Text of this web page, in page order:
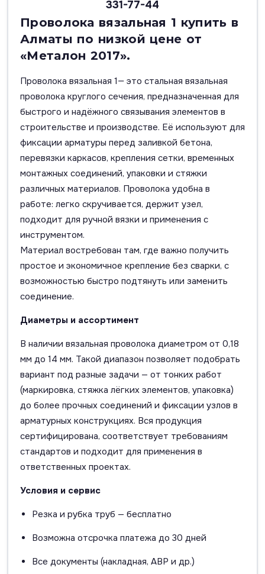
331-77-44
Проволока вязальная 1 купить в
Алматы по низкой цене от
«Металон 2017».
Проволока вязальная 1— это стальная вязальная
проволока круглого сечения, предназначенная для
быстрого и надёжного связывания элементов в
строительстве и производстве. Её используют для
фиксации арматуры перед заливкой бетона,
перевязки каркасов, крепления сетки, временных
монтажных соединений, упаковки и стяжки
различных материалов. Проволока удобна в
работе: легко скручивается, держит узел,
подходит для ручной вязки и применения с
инструментом.
Материал востребован там, где важно получить
простое и экономичное крепление без сварки, с
возможностью быстро подтянуть или заменить
соединение.
Диаметры и ассортимент
В наличии вязальная проволока диаметром от 0,18
мм до 14 мм. Такой диапазон позволяет подобрать
вариант под разные задачи — от тонких работ
(маркировка, стяжка лёгких элементов, упаковка)
до более прочных соединений и фиксации узлов в
арматурных конструкциях. Вся продукция
сертифицирована, соответствует требованиям
стандартов и подходит для применения в
ответственных проектах.
Условия и сервис
Резка и рубка труб — бесплатно
Возможна отсрочка платежа до 30 дней
Все документы (накладная, АВР и др.)